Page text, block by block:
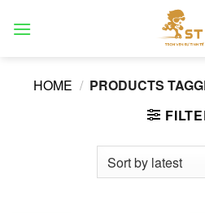
đến
HOME / PRODUCTS